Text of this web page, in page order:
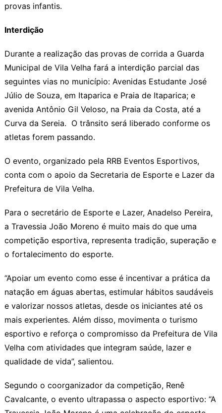
provas infantis.
Interdição
Durante a realização das provas de corrida a Guarda
Municipal de Vila Velha fará a interdição parcial das
seguintes vias no município: Avenidas Estudante José
Júlio de Souza, em Itaparica e Praia de Itaparica; e
avenida Antônio Gil Veloso, na Praia da Costa, até a
Curva da Sereia. O trânsito será liberado conforme os
atletas forem passando.
O evento, organizado pela RRB Eventos Esportivos,
conta com o apoio da Secretaria de Esporte e Lazer da
Prefeitura de Vila Velha.
Para o secretário de Esporte e Lazer, Anadelso Pereira,
a Travessia João Moreno é muito mais do que uma
competição esportiva, representa tradição, superação e
o fortalecimento do esporte.
“Apoiar um evento como esse é incentivar a prática da
natação em águas abertas, estimular hábitos saudáveis
e valorizar nossos atletas, desde os iniciantes até os
mais experientes. Além disso, movimenta o turismo
esportivo e reforça o compromisso da Prefeitura de Vila
Velha com atividades que integram saúde, lazer e
qualidade de vida”, salientou.
Segundo o coorganizador da competição, Renê
Cavalcante, o evento ultrapassa o aspecto esportivo: “A